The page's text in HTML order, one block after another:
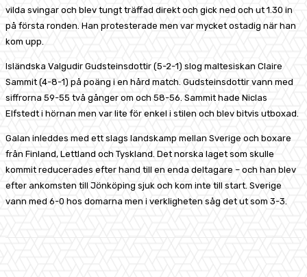
vilda svingar och blev tungt träffad direkt och gick ned och ut 1.30 in
på första ronden. Han protesterade men var mycket ostadig när han
kom upp.
Isländska Valgudir Gudsteinsdottir (5-2-1) slog maltesiskan Claire
Sammit (4-8-1) på poäng i en hård match. Gudsteinsdottir vann med
siffrorna 59-55 två gånger om och 58-56. Sammit hade Niclas
Elfstedt i hörnan men var lite för enkel i stilen och blev bitvis utboxad.
Galan inleddes med ett slags landskamp mellan Sverige och boxare
från Finland, Lettland och Tyskland. Det norska laget som skulle
kommit reducerades efter hand till en enda deltagare – och han blev
efter ankomsten till Jönköping sjuk och kom inte till start. Sverige
vann med 6-0 hos domarna men i verkligheten såg det ut som 3-3.